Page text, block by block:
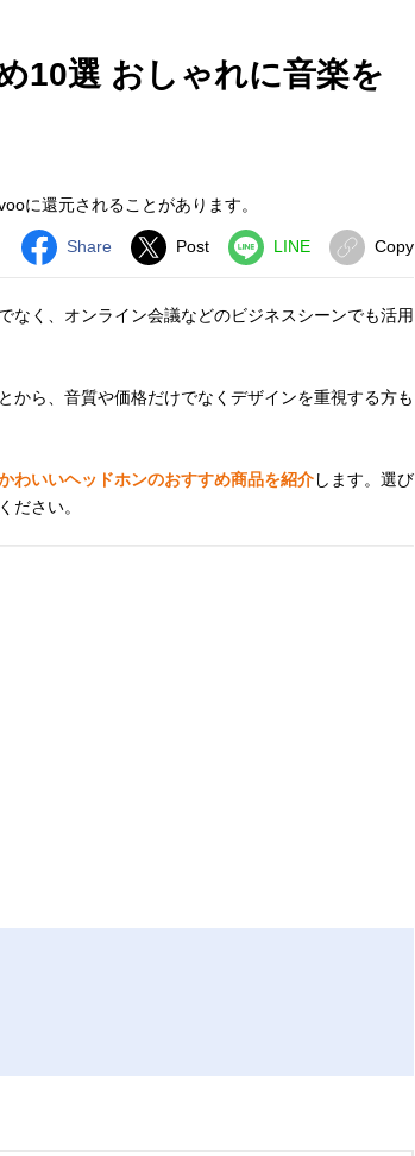
10選 おしゃれに音楽を
に還元されることがあります。
Share Post LINE Copy
なく、オンライン会議などのビジネスシーンでも活用
から、音質や価格だけでなくデザインを重視する方も
わいいヘッドホンのおすすめ商品を紹介します。選び
ださい。